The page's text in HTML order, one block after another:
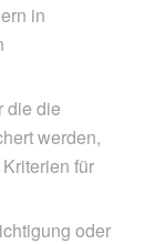
in
die die
werden,
für
oder